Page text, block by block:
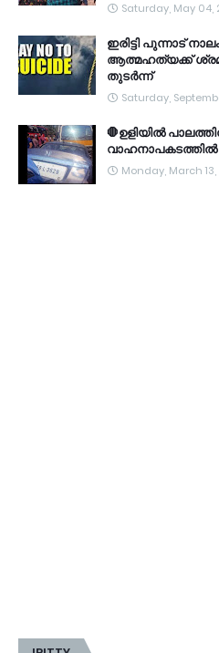
Saturday, May 04,
ഇരിട്ടി പുന്നാട്
ആത്മഹത്യക്ക്
തുടർന്ന്
Saturday,
🛑ഉളിയിൽ
വാഹനാപകടത്തിൽ
Monday, March